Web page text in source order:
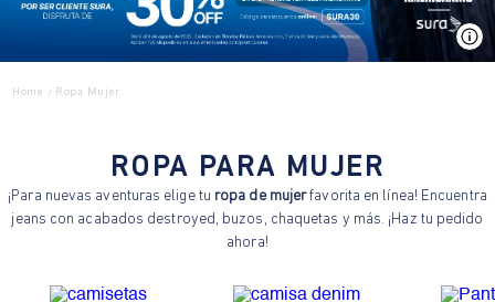
Home / Ropa Mujer
ROPA PARA MUJER
¡Para nuevas aventuras elige tu ropa de mujerfavorita en línea! Encuentra
jeans con acabados destroyed, buzos, chaquetas y más. ¡Haz tu pedido
ahora!